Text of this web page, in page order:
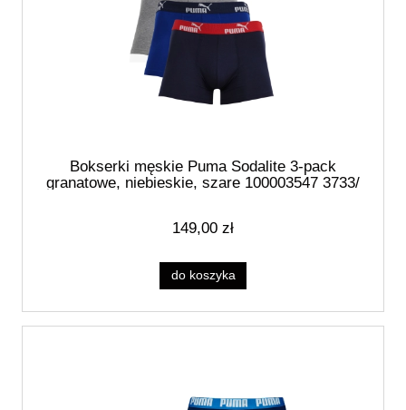
Bokserki męskie Puma Sodalite 3-pack
granatowe, niebieskie, szare 100003547 3733/
149,00 zł
do koszyka